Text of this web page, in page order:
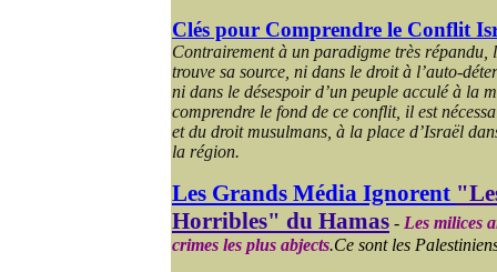
Clés pour Comprendre le Conflit
Contrairement à un paradigme très répandu,
trouve sa source, ni dans le droit à l’auto-
ni dans le désespoir d’un peuple acculé à la
comprendre le fond de ce conflit, il est
et du droit musulmans, à la place d’Israël
la région.
Les Grands Média Ignorent
Horribles" du Hamas - Les milices
crimes les plus abjects.Ce sont les